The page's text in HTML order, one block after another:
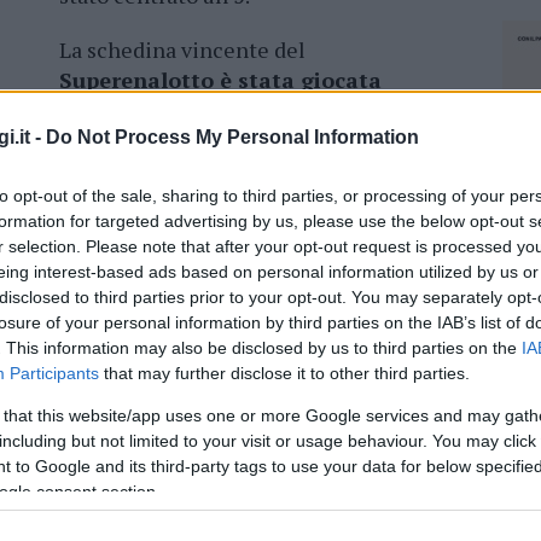
- Do Not Process My Personal Information
opt-out of the sale, sharing to third parties, or processing of your
for targeted advertising by us, please use the below opt-out
selection. Please note that after your opt-out request is processed
interest-based ads based on personal information utilized by us
to third parties prior to your opt-out. You may separately
of your personal information by third parties on the IAB’s list of
This information may also be disclosed by us to third parties on the
Participants that may further disclose it to other third parties.
that this website/app uses one or more Google services and may
but not limited to your visit or usage behaviour. You may
to Google and its third-party tags to use your data for below
consent section.
La schedina vincente del
Superenalotto è stata giocata
Veneto.Ovviamente, la vincita non è
quella di Sassari.
di 26.510,42 euro. In ogni caso non ci si
dove sempre a luglio era stato
8mila euro.
cliccandoqui